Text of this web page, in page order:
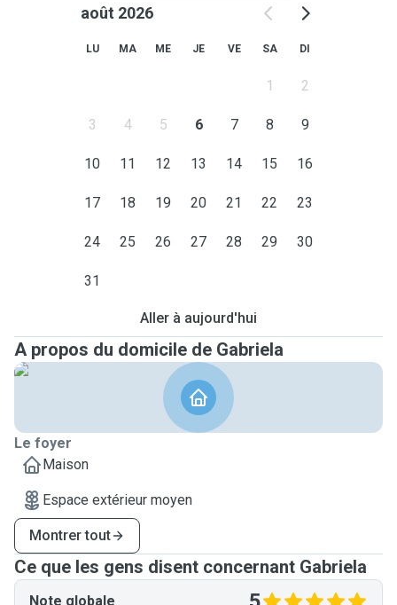
août 2026
LU MA ME JE VE SA DI
1 2
3 4 5 6 7 8 9
10 11 12 13 14 15 16
17 18 19 20 21 22 23
24 25 26 27 28 29 30
31
Aller à aujourd'hui
A propos du domicile de Gabriela
Le foyer
Maison
Espace extérieur moyen
Montrer tout
Ce que les gens disent concernant Gabriela
Note globale